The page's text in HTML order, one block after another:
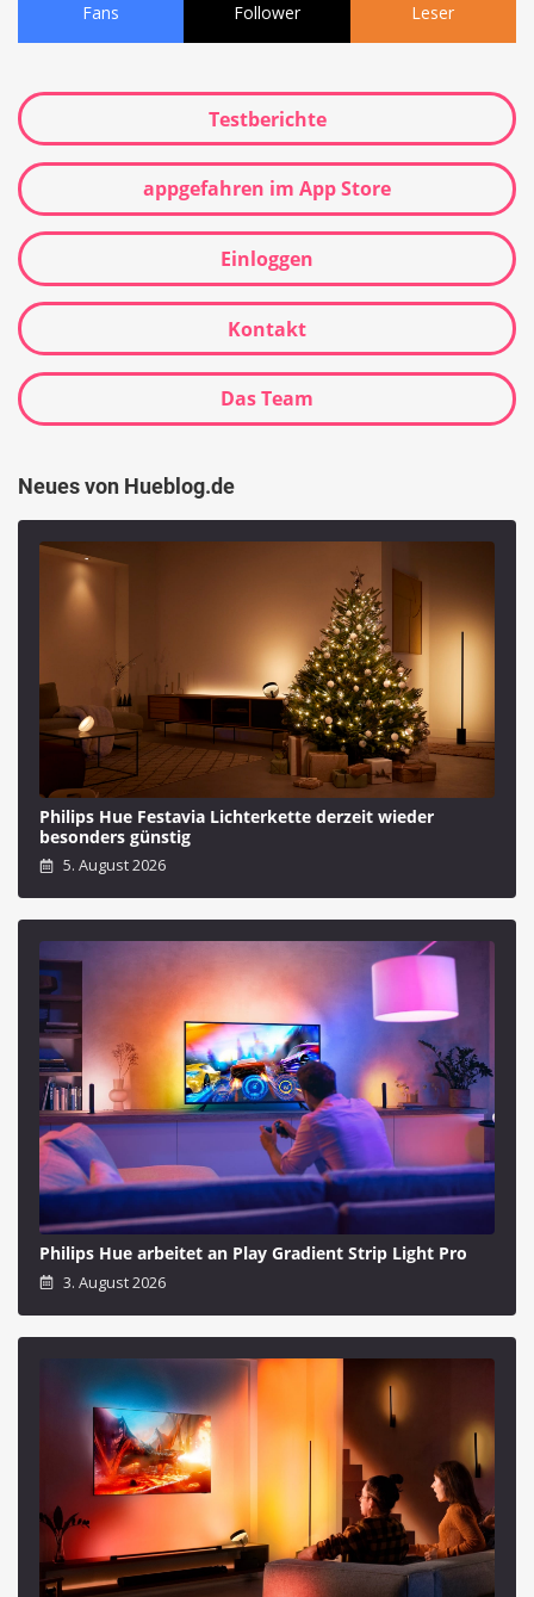
Fans Follower Leser
Testberichte
appgefahren im App Store
Einloggen
Kontakt
Das Team
Neues von Hueblog.de
Philips Hue Festavia Lichterkette derzeit wieder
besonders günstig
5. August 2026
Philips Hue arbeitet an Play Gradient Strip Light Pro
3. August 2026